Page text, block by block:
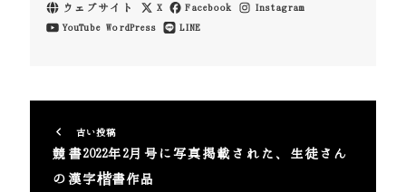
ウェブサイト X Facebook
Instagram
YouTube WordPress LINE
古い投稿
競書2022年2月号に写真掲載された、生徒さん
の漢字楷書作品